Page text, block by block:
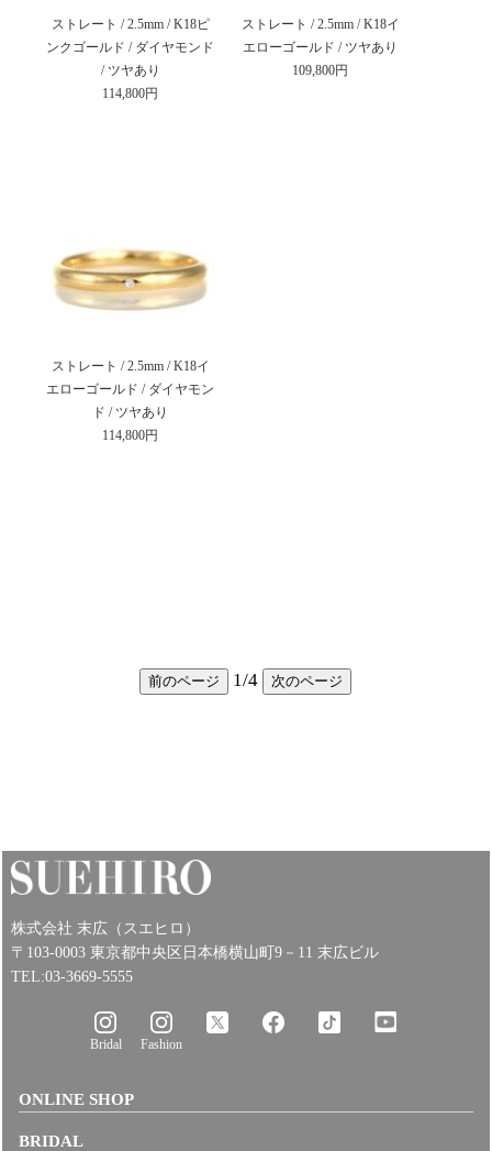
ストレート / 2.5mm / K18ピ
ンクゴールド / ダイヤモンド
/ ツヤあり
114,800円
ストレート / 2.5mm / K18イ
エローゴールド / ツヤあり
109,800円
ストレート / 2.5mm / K18イ
エローゴールド / ダイヤモン
ド / ツヤあり
114,800円
前のページ 1/4 次のページ
株式会社 末広（スエヒロ）
〒103-0003 東京都中央区日本橋横山町9－11 末広ビル
TEL:03-3669-5555
Bridal Fashion
ONLINE SHOP
BRIDAL